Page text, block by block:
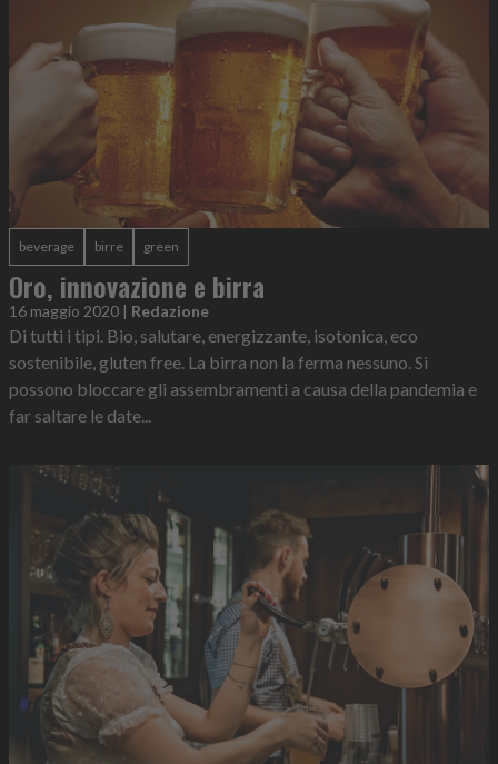
beverage birre green
Oro, innovazione e birra
16 maggio 2020 | Redazione
Di tutti i tipi. Bio, salutare, energizzante, isotonica, eco
sostenibile, gluten free. La birra non la ferma nessuno. Si
possono bloccare gli assembramenti a causa della pandemia e
far saltare le date...